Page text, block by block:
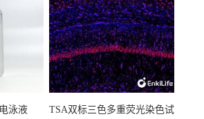
泳液
TSA双标三色多重荧光染色试